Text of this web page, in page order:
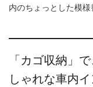
内のちょっとした模様
「カゴ収納」
しゃれな車内